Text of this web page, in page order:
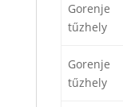
Gorenje
tűzhely
Gorenje
tűzhely